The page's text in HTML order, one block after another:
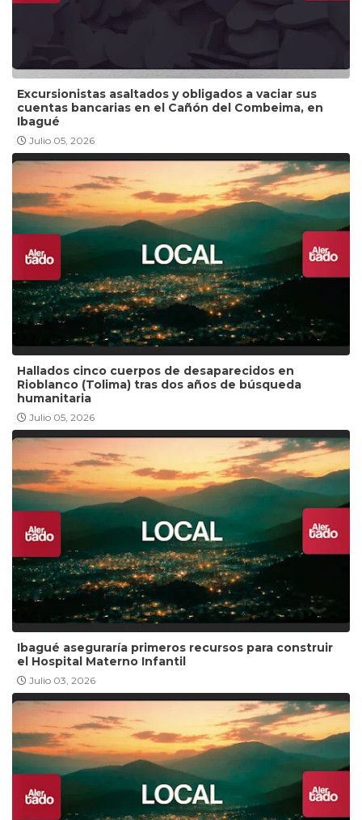
Excursionistas asaltados y obligados a vaciar sus
cuentas bancarias en el Cañón del Combeima, en
Ibagué
Julio 05, 2026
Hallados cinco cuerpos de desaparecidos en
Rioblanco (Tolima) tras dos años de búsqueda
humanitaria
Julio 05, 2026
Ibagué aseguraría primeros recursos para construir
el Hospital Materno Infantil
Julio 03, 2026